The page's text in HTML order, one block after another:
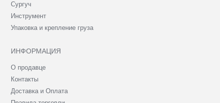
Сургуч
Инструмент
Упаковка и крепление груза
ИНФОРМАЦИЯ
О продавце
Контакты
Доставка и Оплата